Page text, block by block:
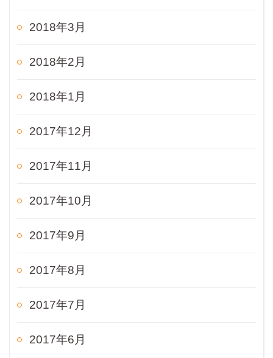
2018年3月
2018年2月
2018年1月
2017年12月
2017年11月
2017年10月
2017年9月
2017年8月
2017年7月
2017年6月